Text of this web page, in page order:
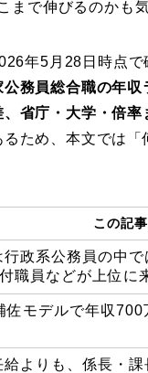
まで伸びるのかも
年5月28日時点
公務員総合職の年
省庁・大学・倍率
ため、本文では
この記
行政系公務員の中
職員などが上位に
佐モデルで年収
よりも、係長・